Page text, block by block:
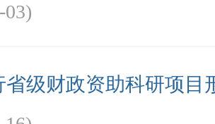
03)
省级财政资助科研项目